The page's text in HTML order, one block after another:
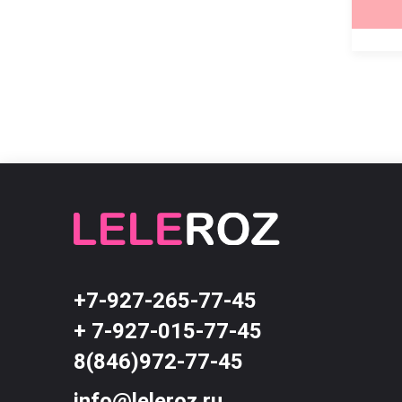
+7-927-265-77-45
+ 7-927-015-77-45
8(846)972-77-45